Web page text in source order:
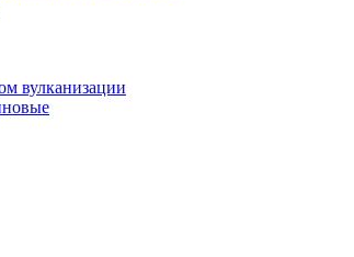
вулканизации